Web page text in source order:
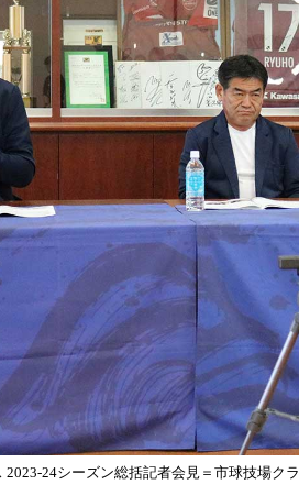
2023-24シーズン総括記者会見＝市球技場ク